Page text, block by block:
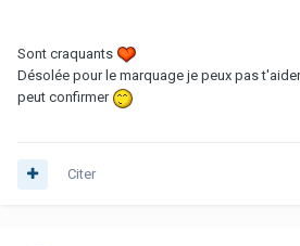
Sont craquants
Désolée pour le marquage je peux pas
peut confirmer
Citer